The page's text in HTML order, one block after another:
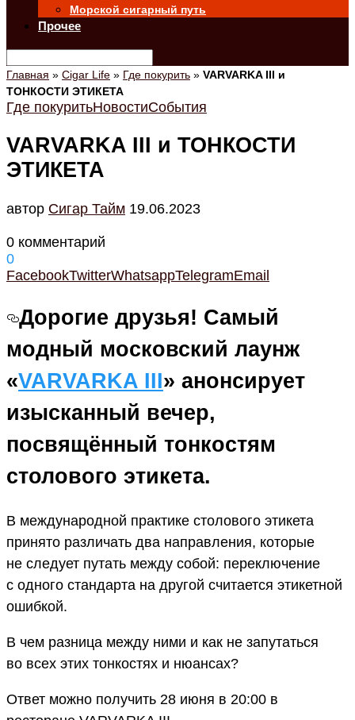
Морской сигарный путь
Прочее
Главная » Cigar Life » Где покурить » VARVARKA III и
ТОНКОСТИ ЭТИКЕТА
Где покуритьНовостиСобытия
VARVARKA III и ТОНКОСТИ
ЭТИКЕТА
автор Cигар Тайм 19.06.2023
0 комментарий
0
FacebookTwitterWhatsappTelegramEmail
Дорогие друзья! Самый
модный московский лаунж
«VARVARKA III» анонсирует
изысканный вечер,
посвящённый тонкостям
столового этикета.
В международной практике столового этикета
принято различать два направления, которые
не следует путать между собой: переключение
с одного стандарта на другой считается этикетной
ошибкой.
В чем разница между ними и как не запутаться
во всех этих тонкостях и нюансах?
Ответ можно получить 28 июня в 20:00 в